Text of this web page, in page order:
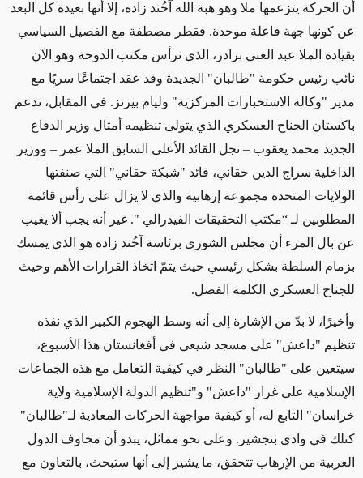
أن الحركة يتزعمها ملا وهو هبة الله آخُند زاده، إلا أنها بعيدة كل البعد
عن كونها جهة فاعلة موحدة. فقطر مصطفة مع الفصيل السياسي
بقيادة الملا عبد الغني برادر، الذي ترأس مكتب الدوحة وهو الآن
نائب رئيس حكومة "طالبان" الجديدة وقد عقد اجتماعًا سريًا مع
مدير "وكالة الاستخبارات المركزية" وليام بيرنز. في المقابل، تدعم
باكستان الجناح العسكري الذي يتولى تنظيمه أمثال وزير الدفاع
الجديد محمد يعقوب – نجل القائد الأعلى السابق الملا عمر – ووزير
الداخلية سراج الدين حقاني، قائد "شبكة حقاني" التي صنفتها
الولايات المتحدة مجموعة إرهابية والذي لا يزال على رأس قائمة
المطلوبين لـ “مكتب التحقيقات الفيدرالي ". غير أنه يجب ألا يغيب
عن بال المرء أن مجلس الشورى برئاسة آخُند زاده هو الذي يمسك
بزمام السلطة بشكل رئيسي حيث يتمّ اتخاذ القرارات الأهم وحيث
للجناح العسكري الكلمة الفصل.
وأخيرًا، لا بدّ من الإشارة إلى أنه وسط الهجوم الكبير الذي نفذه
تنظيم "داعش" على مسجد شيعي في أفغانستان هذا الأسبوع،
سيتعين على "طالبان" النظر في كيفية التعامل مع هذه الجماعات
الإسلامية على غرار "داعش" و"تنظيم الدولة الإسلامية ولاية
خراسان" التابع له، أو كيفية مواجهة الحركات المعادية لـ"طالبان"
كتلك في وادي بنجشير. وعلى نحو مماثل، يبدو أن مخاوف الدول
العربية من الإرهاب تتحقق، ما يشير إلى أنها ستبحث، بالتعاون مع